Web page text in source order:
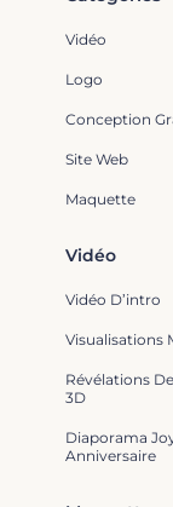
Vidéo
Logo
Conception
Site Web
Maquette
Vidéo
Vidéo D’intro
Visualisations
Révélations
3D
Diaporama
Anniversaire